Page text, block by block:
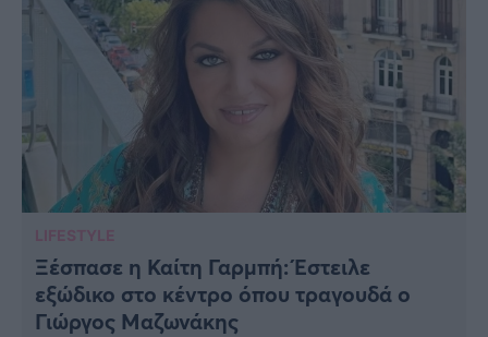
LIFESTYLE
Ξέσπασε η Καίτη Γαρμπή: Έστειλε
εξώδικο στο κέντρο όπου τραγουδά ο
Γιώργος Μαζωνάκης